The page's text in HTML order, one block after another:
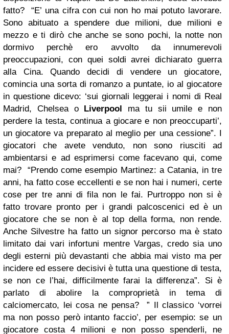
fatto? “E’ una cifra con cui non ho mai potuto lavorare.
Sono abituato a spendere due milioni, due milioni e
mezzo e ti dirò che anche se sono pochi, la notte non
dormivo perchè ero avvolto da innumerevoli
preoccupazioni, con quei soldi avrei dichiarato guerra
alla Cina. Quando decidi di vendere un giocatore,
comincia una sorta di romanzo a puntate, io al giocatore
in questione dicevo: ‘sui giornali leggerai i nomi di Real
Madrid, Chelsea o Liverpool ma tu sii umile e non
perdere la testa, continua a giocare e non preoccuparti’,
un giocatore va preparato al meglio per una cessione”. I
giocatori che avete venduto, non sono riusciti ad
ambientarsi e ad esprimersi come facevano qui, come
mai? “Prendo come esempio Martinez: a Catania, in tre
anni, ha fatto cose eccellenti e se non hai i numeri, certe
cose per tre anni di fila non le fai. Purtroppo non si è
fatto trovare pronto per i grandi palcoscenici ed è un
giocatore che se non è al top della forma, non rende.
Anche Silvestre ha fatto un signor percorso ma è stato
limitato dai vari infortuni mentre Vargas, credo sia uno
degli esterni più devastanti che abbia mai visto ma per
incidere ed essere decisivi è tutta una questione di testa,
se non ce l’hai, difficilmente farai la differenza”. Si è
parlato di abolire la comproprietà in tema di
calciomercato, lei cosa ne pensa? ” Il classico ‘vorrei
ma non posso però intanto faccio’, per esempio: se un
giocatore costa 4 milioni e non posso spenderli, ne